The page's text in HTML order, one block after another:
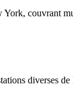
couvrant
diverses